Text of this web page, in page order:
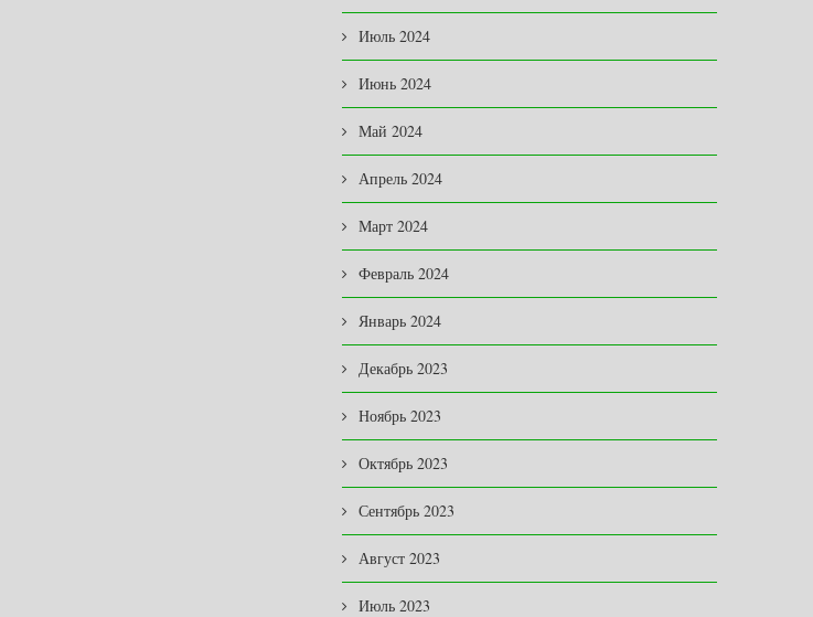
Июль 2024
Июнь 2024
Май 2024
Апрель 2024
Март 2024
Февраль 2024
Январь 2024
Декабрь 2023
Ноябрь 2023
Октябрь 2023
Сентябрь 2023
Август 2023
Июль 2023